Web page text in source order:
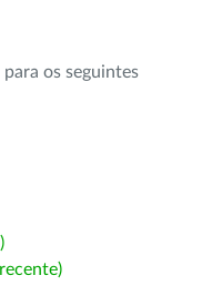
os seguintes